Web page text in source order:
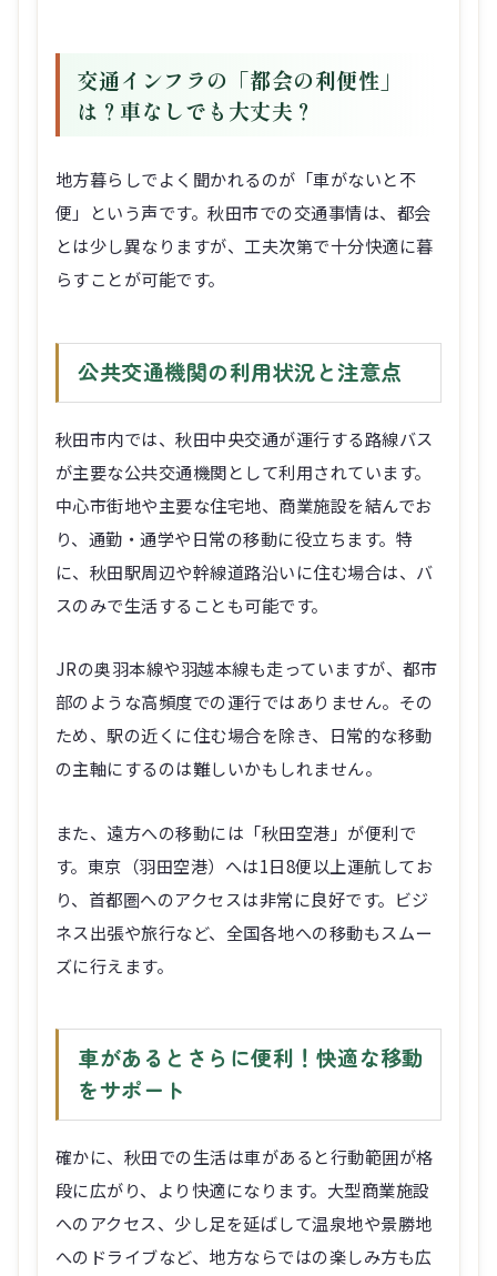
交通インフラの「都会の利便性」
は？車なしでも大丈夫？
地方暮らしでよく聞かれるのが「車がないと不
便」という声です。秋田市での交通事情は、都会
とは少し異なりますが、工夫次第で十分快適に暮
らすことが可能です。
公共交通機関の利用状況と注意点
秋田市内では、秋田中央交通が運行する路線バス
が主要な公共交通機関として利用されています。
中心市街地や主要な住宅地、商業施設を結んでお
り、通勤・通学や日常の移動に役立ちます。特
に、秋田駅周辺や幹線道路沿いに住む場合は、バ
スのみで生活することも可能です。
JRの奥羽本線や羽越本線も走っていますが、都市
部のような高頻度での運行ではありません。その
ため、駅の近くに住む場合を除き、日常的な移動
の主軸にするのは難しいかもしれません。
また、遠方への移動には「秋田空港」が便利で
す。東京（羽田空港）へは1日8便以上運航してお
り、首都圏へのアクセスは非常に良好です。ビジ
ネス出張や旅行など、全国各地への移動もスムー
ズに行えます。
車があるとさらに便利！快適な移動
をサポート
確かに、秋田での生活は車があると行動範囲が格
段に広がり、より快適になります。大型商業施設
へのアクセス、少し足を延ばして温泉地や景勝地
へのドライブなど、地方ならではの楽しみ方も広